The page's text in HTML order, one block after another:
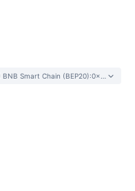
BNB Smart Chain (BEP20):0x8ef6...dD4bE7